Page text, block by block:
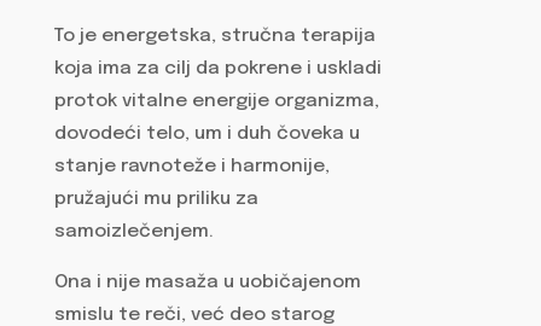
To je energetska, stručna terapija
koja ima za cilj da pokrene i uskladi
protok vitalne energije organizma,
dovodeći telo, um i duh čoveka u
stanje ravnoteže i harmonije,
pružajući mu priliku za
samoizlečenjem.
Ona i nije masaža u uobičajenom
smislu te reči, već deo starog